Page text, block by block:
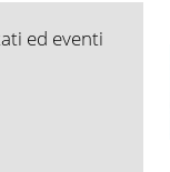
ed eventi